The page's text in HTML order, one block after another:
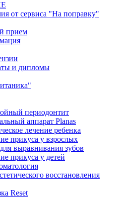
от сервиса "На поправку"
прием
и дипломы
периодонтит
аппарат Planas
лечение ребенка
прикуса у взрослых
выравнивания зубов
прикуса у детей
восстановления
Reset